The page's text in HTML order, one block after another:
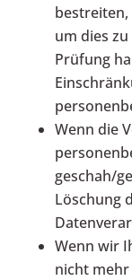
bestreiten,
um dies
Prüfung
Wenn die
geschah/
Löschung
Wenn wir
nicht mehr